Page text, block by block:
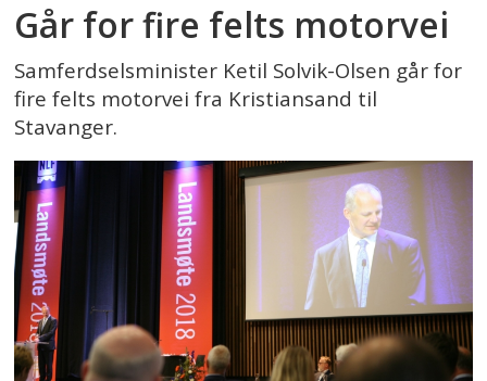
Går for fire felts motorvei
Samferdselsminister Ketil Solvik-Olsen går for
fire felts motorvei fra Kristiansand til
Stavanger.